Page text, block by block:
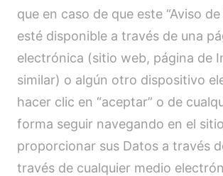
que en caso de que este “Aviso
esté disponible a través de una
electrónica (sitio web, página de
similar) o algún otro dispositivo
hacer clic en “aceptar” o de
forma seguir navegando en el
proporcionar sus Datos a través
través de cualquier medio